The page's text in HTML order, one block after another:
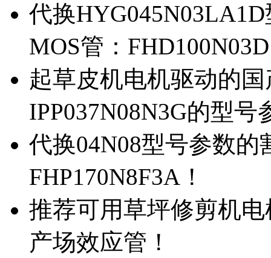
代换
MOS管：
起草皮机电机驱动的
IPP037N08N3G的型号
代换04N08型号参数
FHP170N8F3A！
推荐可用草坪修剪机电
产场效应管！